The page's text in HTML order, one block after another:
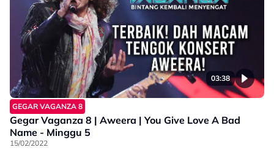
03:38
GEGAR VAGANZA 8
Gegar Vaganza 8 | Aweera | You Give Love A Bad
Name - Minggu 5
15/02/2022